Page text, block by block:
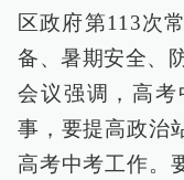
区政府第113次
备、暑期安全、
会议强调，高
事，要提高政治
高考中考工作。